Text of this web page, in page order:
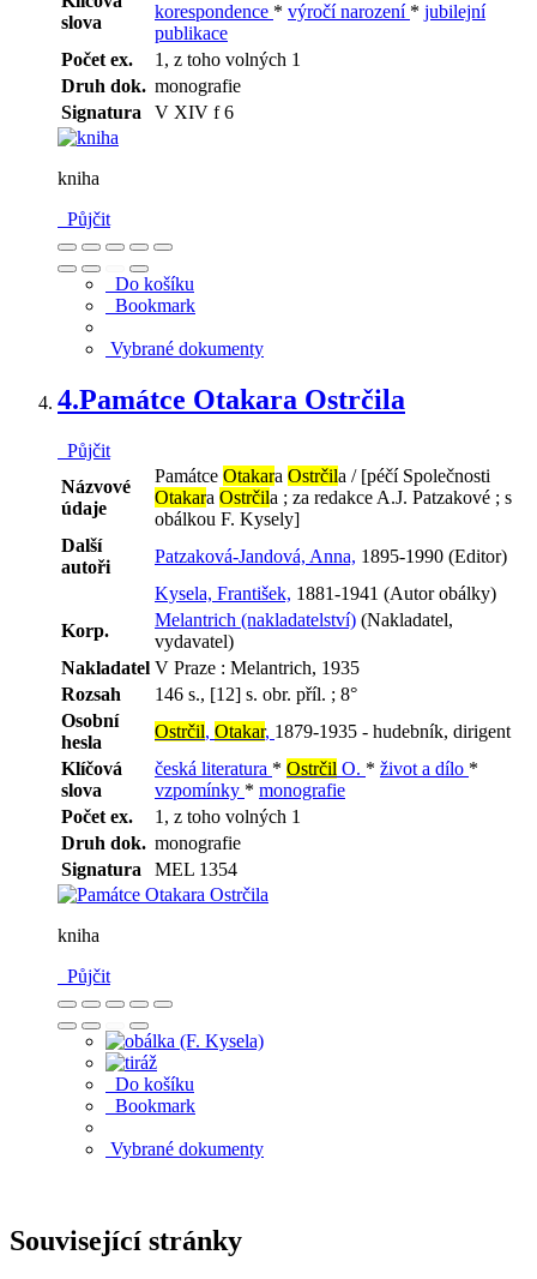
slova
korespondence * výročí narození * jubilejní
publikace
Počet ex.
1, z toho volných 1
Druh dok. monografie
Signatura
V XIV f 6
kniha
Půjčit
Do košíku
Bookmark
Vybrané dokumenty
4.Památce Otakara Ostrčila
Půjčit
Názvové
údaje
Památce Otakara Ostrčila / [péčí Společnosti
Otakara Ostrčila ; za redakce A.J. Patzakové ; s
obálkou F. Kysely]
Další
autoři
Patzaková-Jandová, Anna, 1895-1990 (Editor)
Kysela, František, 1881-1941 (Autor obálky)
Korp.
Melantrich (nakladatelství) (Nakladatel,
vydavatel)
Nakladatel V Praze : Melantrich, 1935
Rozsah
146 s., [12] s. obr. příl. ; 8°
Osobní
hesla
Ostrčil, Otakar, 1879-1935 - hudebník, dirigent
Klíčová
slova
česká literatura * Ostrčil O. * život a dílo *
vzpomínky * monografie
Počet ex.
1, z toho volných 1
Druh dok. monografie
Signatura
MEL 1354
kniha
Půjčit
Do košíku
Bookmark
Vybrané dokumenty
Související stránky